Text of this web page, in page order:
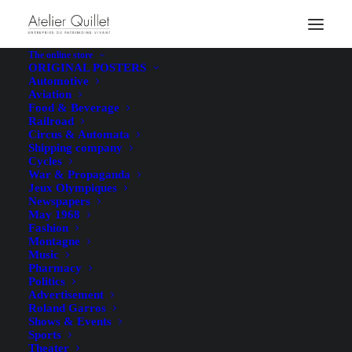
The online store
ORIGINAL POSTERS
Automotive
Aviation
Food & Beverage
Railroad
Circus & Automata
Shipping company
Cycles
War & Propaganda
Jeux Olympiques
Newspapers
May 1968
Fashion
Montagne
Music
Pharmacy
Politics
Advertisement
Roland Garros
Shows & Events
Sports
Theater